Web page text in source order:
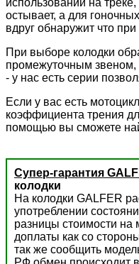
использовании на
остывает, а для
вдруг обнаружит что
При выборе колодки
промежуточным звеном,
- у нас есть серии
Если у вас есть
коэффициента трения
помощью вы сможете
Супер-гарантия
колодки
На колодки GALFER
употреблении
разницы стоимости на
доплаты как со
так же сообщить